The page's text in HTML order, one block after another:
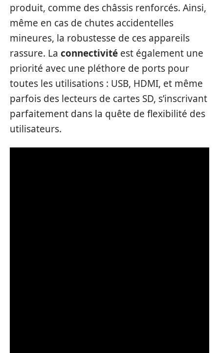
produit, comme des châssis renforcés. Ainsi,
même en cas de chutes accidentelles
mineures, la robustesse de ces appareils
rassure. La connectivité est également une
priorité avec une pléthore de ports pour
toutes les utilisations : USB, HDMI, et même
parfois des lecteurs de cartes SD, s’inscrivant
parfaitement dans la quête de flexibilité des
utilisateurs.